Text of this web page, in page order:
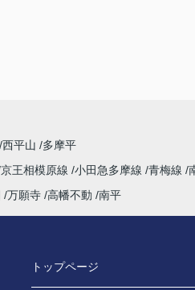
西平山
多摩平
京王相模原線 小田急多摩線 青梅線
万願寺 高幡不動 南平
トップページ